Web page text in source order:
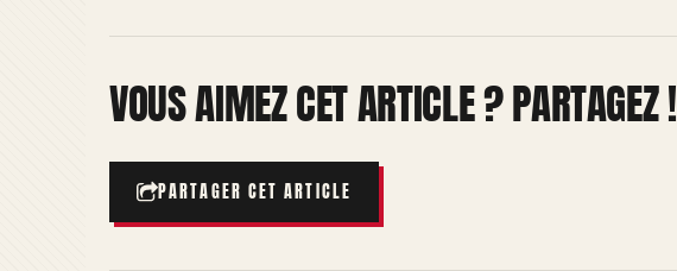
VOUS AIMEZ CET ARTICLE ? PARTAGEZ !
PARTAGER CET ARTICLE